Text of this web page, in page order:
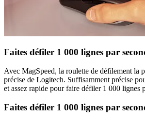
Faites défiler 1 000 lignes par
Avec MagSpeed, la roulette de défilement la
précise de Logitech. Suffisamment précise
et assez rapide pour faire défiler 1 000 lignes
Faites défiler 1 000 lignes par